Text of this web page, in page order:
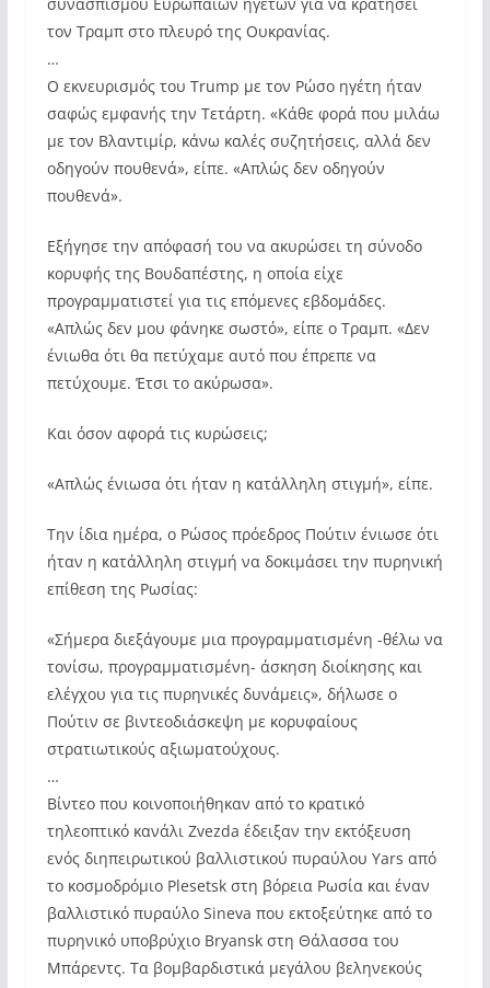
τον Τραμπ στο πλευρό της Ουκρανίας.
…
Ο εκνευρισμός του Trump με τον Ρώσο ηγέτη ήταν
σαφώς εμφανής την Τετάρτη. «Κάθε φορά που μιλάω
με τον Βλαντιμίρ, κάνω καλές συζητήσεις, αλλά δεν
οδηγούν πουθενά», είπε. «Απλώς δεν οδηγούν
πουθενά».
Εξήγησε την απόφασή του να ακυρώσει τη σύνοδο
κορυφής της Βουδαπέστης, η οποία είχε
προγραμματιστεί για τις επόμενες εβδομάδες.
«Απλώς δεν μου φάνηκε σωστό», είπε ο Τραμπ. «Δεν
ένιωθα ότι θα πετύχαμε αυτό που έπρεπε να
πετύχουμε. Έτσι το ακύρωσα».
Και όσον αφορά τις κυρώσεις;
«Απλώς ένιωσα ότι ήταν η κατάλληλη στιγμή», είπε.
Την ίδια ημέρα, ο Ρώσος πρόεδρος Πούτιν ένιωσε ότι
ήταν η κατάλληλη στιγμή να δοκιμάσει την πυρηνική
επίθεση της Ρωσίας:
«Σήμερα διεξάγουμε μια προγραμματισμένη -θέλω να
τονίσω, προγραμματισμένη- άσκηση διοίκησης και
ελέγχου για τις πυρηνικές δυνάμεις», δήλωσε ο
Πούτιν σε βιντεοδιάσκεψη με κορυφαίους
στρατιωτικούς αξιωματούχους.
…
Βίντεο που κοινοποιήθηκαν από το κρατικό
τηλεοπτικό κανάλι Zvezda έδειξαν την εκτόξευση
ενός διηπειρωτικού βαλλιστικού πυραύλου Yars από
το κοσμοδρόμιο Plesetsk στη βόρεια Ρωσία και έναν
βαλλιστικό πυραύλο Sineva που εκτοξεύτηκε από το
πυρηνικό υποβρύχιο Bryansk στη Θάλασσα του
Μπάρεντς. Τα βομβαρδιστικά μεγάλου βεληνεκούς